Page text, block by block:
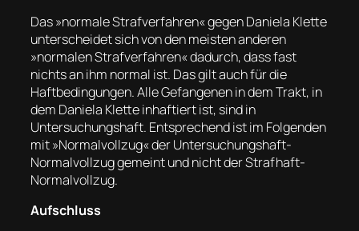
Das »normale Strafverfahren« gegen Daniela Klette
unterscheidet sich von den meisten anderen
»normalen Strafverfahren« dadurch, dass fast
nichts an ihm normal ist. Das gilt auch für die
Haftbedingungen. Alle Gefangenen in dem Trakt, in
dem Daniela Klette inhaftiert ist, sind in
Untersuchungshaft. Entsprechend ist im Folgenden
mit »Normalvollzug« der Untersuchungshaft-
Normalvollzug gemeint und nicht der Strafhaft-
Normalvollzug.
Aufschluss